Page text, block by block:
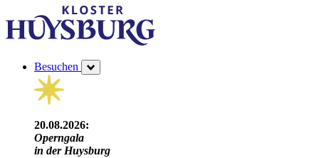
Besuchen
20.08.2026:
Operngala
in der Huysburg